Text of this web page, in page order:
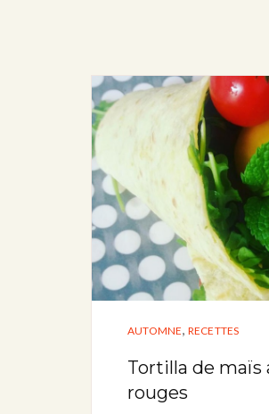
AUTOMNE, RECETTES
Tortilla de maïs
rouges